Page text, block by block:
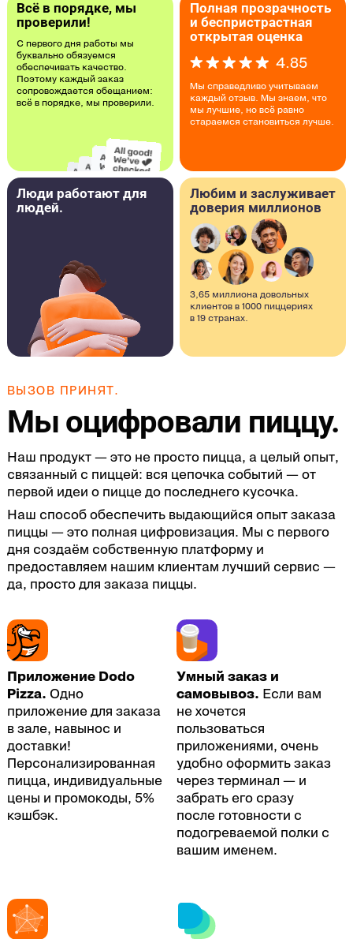
Всё в порядке, мы
проверили!
С первого дня работы мы
буквально обязуемся
обеспечивать качество.
Поэтому каждый заказ
сопровождается обещанием:
всё в порядке, мы проверили.
Полная прозрачность
и беспристрастная
открытая оценка
4.85
Мы справедливо учитываем
каждый отзыв. Мы знаем, что
мы лучшие, но всё равно
стараемся становиться лучше.
Люди работают для
людей.
Любим и заслуживает
доверия миллионов
3,65 миллиона довольных
клиентов в 1000 пиццериях
в 19 странах.
ВЫЗОВ ПРИНЯТ.
Мы оцифровали пиццу.
Наш продукт — это не просто пицца, а целый опыт,
связанный с пиццей: вся цепочка событий — от
первой идеи о пицце до последнего кусочка.
Наш способ обеспечить выдающийся опыт заказа
пиццы — это полная цифровизация. Мы с первого
дня создаём собственную платформу и
предоставляем нашим клиентам лучший сервис —
да, просто для заказа пиццы.
Приложение Dodo
Pizza. Одно
приложение для заказа
в зале, навынос и
доставки!
Персонализированная
пицца, индивидуальные
цены и промокоды, 5%
кэшбэк.
Умный заказ и
самовывоз. Если вам
не хочется
пользоваться
приложениями, очень
удобно оформить заказ
через терминал — и
забрать его сразу
после готовности с
подогреваемой полки с
вашим именем.